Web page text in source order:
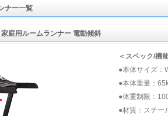
ナー一覧
庭用ルームランナー 電動傾斜
＜スペック/機
●本体サイズ：
●本体重量：
●体重制限：
●材質：スチー